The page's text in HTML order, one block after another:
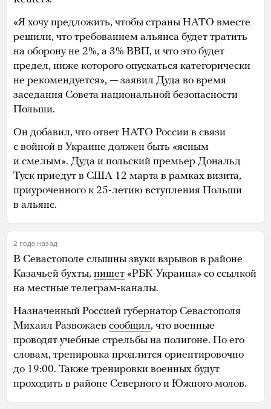
«Я хочу предложить, чтобы страны НАТО вместе
решили, что требованием альянса будет тратить
на оборону не 2%, а 3% ВВП, и что это будет
предел, ниже которого опускаться категорически
не рекомендуется», — заявил Дуда во время
заседания Совета национальной безопасности
Польши.
Он добавил, что ответ НАТО России в связи
с войной в Украине должен быть «ясным
и смелым». Дуда и польский премьер Дональд
Туск приедут в США 12 марта в рамках визита,
приуроченного к 25-летию вступления Польши
в альянс.
2 года назад
В Севастополе слышны звуки взрывов в районе
Казачьей бухты, пишет «РБК-Украина» со ссылкой
на местные телеграм-каналы.
Назначенный Россией губернатор Севастополя
Михаил Развожаев сообщил, что военные
проводят учебные стрельбы на полигоне. По его
словам, тренировка продлится ориентировочно
до 19:00. Также тренировки военных будут
проходить в районе Северного и Южного молов.